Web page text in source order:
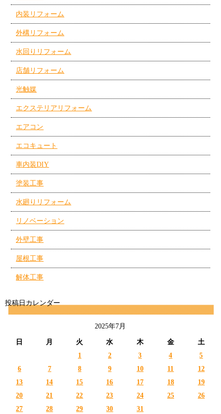
内装リフォーム
外構リフォーム
水回りリフォーム
店舗リフォーム
光触媒
エクステリアリフォーム
エアコン
エコキュート
車内装DIY
塗装工事
水廻りリフォーム
リノベーション
外壁工事
屋根工事
解体工事
投稿日カレンダー
2025年7月
日 月 火 水 木 金
土
1
2 3 4
5
6
7 8 9 10 11
12
13
14 15 16 17 18
19
20
21 22 23 24 25
26
27
28 29 30 31